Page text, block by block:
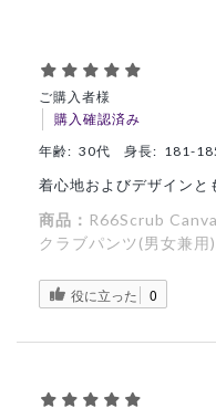
ご購入者様
購入確認済み
年齢: 30代 身長: 181-
着心地およびデザインと
商品： R66Scrub
クラブパンツ(男女兼
役に立った 0